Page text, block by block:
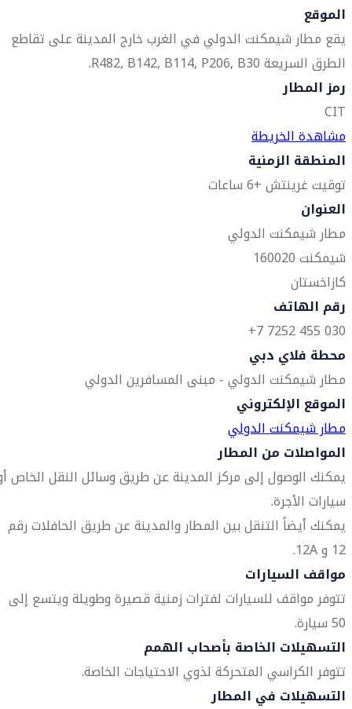
الموقع
يقع مطار شيمكنت الدولي في الغرب خارج المدينة على تقاطع
الطرق السريعة R482, B142, B114, P206, B30.
رمز المطار
CIT
مشاهدة الخريطة
المنطقة الزمنية
توقيت غرينتش +6 ساعات
العنوان
مطار شيمكنت الدولي
شيمكنت 160020
كازاخستان
رقم الهاتف
030 455 7252 7+
محطة فلاي دبي
مطار شيمكنت الدولي - مبنى المسافرين الدولي
الموقع الإلكتروني
مطار شيمكنت الدولي
المواصلات من المطار
يمكنك الوصول إلى مركز المدينة عن طريق وسائل النقل الخاص
سيارات الأجرة.
يمكنك أيضاً التنقل بين المطار والمدينة عن طريق الحافلات رقم
12 و 12A.
مواقف السيارات
تتوفر مواقف للسيارات لفترات زمنية قصيرة وطويلة ويتسع إلى
50 سيارة.
التسهيلات الخاصة بأصحاب الهمم
تتوفر الكراسي المتحركة لذوي الاحتياجات الخاصة.
التسهيلات في المطار